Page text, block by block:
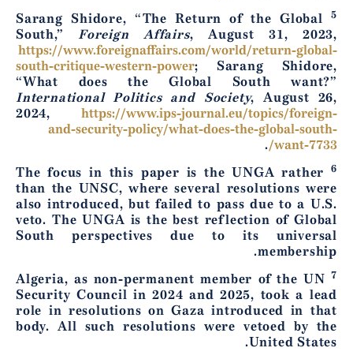
5
Sarang Shidore, “The Return of the Global
South,”Foreign Affairs, August 31, 2023,
https://www.foreignaffairs.com/world/return-global-
south-critique-western-power; Sarang Shidore,
“What does the Global South want?”
International Politics and Society, August 26,
2024, https://www.ips-journal.eu/topics/foreign-
and-security-policy/what-does-the-global-south-
want-7733/
.
6
The focus in this paper is the UNGA rather
than the UNSC, where several resolutions were
also introduced, but failed to pass due to a U.S.
veto. The UNGA is the best reflection of Global
South perspectives due to its universal
membership.
7
Algeria, as non-permanent member of the UN
Security Council in 2024 and 2025, took a lead
role in resolutions on Gaza introduced in that
body. All such resolutions were vetoed by the
United States.